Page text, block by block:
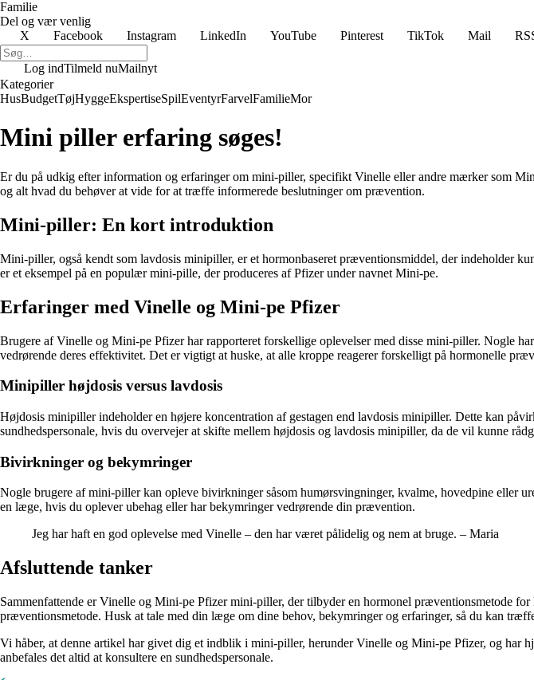
Familie
Del og vær venlig
X
Facebook Instagram LinkedIn YouTube Pinterest TikTok Mail
Log indTilmeld nuMailnyt
Kategorier
HusBudgetTøjHyggeEkspertiseSpilEventyrFarvelFamilieMor
Mini piller erfaring søges!
Er du på udkig efter information og erfaringer om mini-piller, specifikt Vinelle eller andre mærker som
og alt hvad du behøver at vide for at træffe informerede beslutninger om prævention.
Mini-piller: En kort introduktion
Mini-piller, også kendt som lavdosis minipiller, er et hormonbaseret præventionsmiddel, der indeholder
er et eksempel på en populær mini-pille, der produceres af Pfizer under navnet Mini-pe.
Erfaringer med Vinelle og Mini-pe Pfizer
Brugere af Vinelle og Mini-pe Pfizer har rapporteret forskellige oplevelser med disse mini-piller. Nogle
vedrørende deres effektivitet. Det er vigtigt at huske, at alle kroppe reagerer forskelligt på hormonelle
Minipiller højdosis versus lavdosis
Højdosis minipiller indeholder en højere koncentration af gestagen end lavdosis minipiller. Dette kan
sundhedspersonale, hvis du overvejer at skifte mellem højdosis og lavdosis minipiller, da de vil kunne
Bivirkninger og bekymringer
Nogle brugere af mini-piller kan opleve bivirkninger såsom humørsvingninger, kvalme, hovedpine eller
en læge, hvis du oplever ubehag eller har bekymringer vedrørende din prævention.
Jeg har haft en god oplevelse med Vinelle – den har været pålidelig og nem at bruge. – Maria
Afsluttende tanker
Sammenfattende er Vinelle og Mini-pe Pfizer mini-piller, der tilbyder en hormonel præventionsmetode
præventionsmetode. Husk at tale med din læge om dine behov, bekymringer og erfaringer, så du kan
Vi håber, at denne artikel har givet dig et indblik i mini-piller, herunder Vinelle og Mini-pe Pfizer, og har
anbefales det altid at konsultere en sundhedspersonale.